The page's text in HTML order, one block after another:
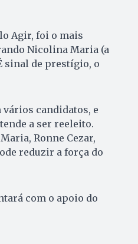
Agir, foi o mais
Nicolina Maria (a
sinal de prestígio, o
candidatos, e
a ser reeleito.
Ronne Cezar,
reduzir a força do
com o apoio do